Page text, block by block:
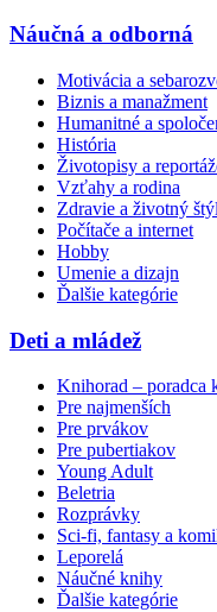
Náučná a odborná
Motivácia a
Biznis a manažment
Humanitné a
História
Životopisy a
Vzťahy a rodina
Zdravie a životný štýl
Počítače a internet
Hobby
Umenie a dizajn
Ďalšie kategórie
Deti a mládež
Knihorad – poradca
Pre najmenších
Pre prvákov
Pre pubertiakov
Young Adult
Beletria
Rozprávky
Sci-fi, fantasy a
Leporelá
Náučné knihy
Ďalšie kategórie